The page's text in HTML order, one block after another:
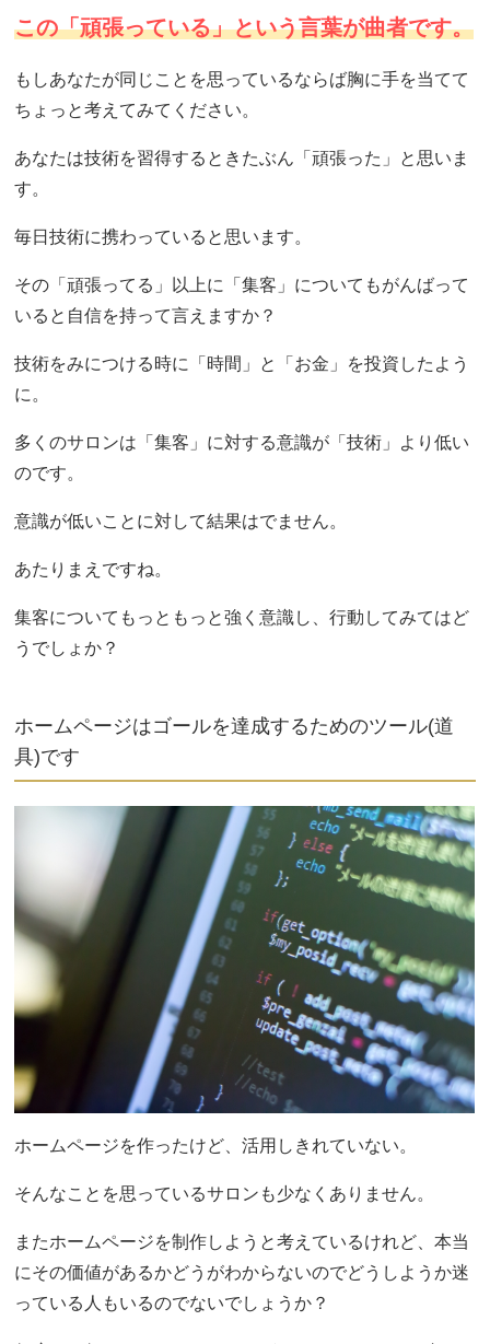
この「頑張っている」という言葉が曲者です。
もしあなたが同じことを思っているならば胸に手を当てて
ちょっと考えてみてください。
あなたは技術を習得するときたぶん「頑張った」と思いま
す。
毎日技術に携わっていると思います。
その「頑張ってる」以上に「集客」についてもがんばって
いると自信を持って言えますか？
技術をみにつける時に「時間」と「お金」を投資したよう
に。
多くのサロンは「集客」に対する意識が「技術」より低い
のです。
意識が低いことに対して結果はでません。
あたりまえですね。
集客についてもっともっと強く意識し、行動してみてはど
うでしょか？
ホームページはゴールを達成するためのツール(道
具)です
ホームページを作ったけど、活用しきれていない。
そんなことを思っているサロンも少なくありません。
またホームページを制作しようと考えているけれど、本当
にその価値があるかどうがわからないのでどうしようか迷
っている人もいるのでないでしょうか？